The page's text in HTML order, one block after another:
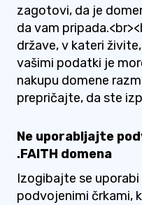
zagotovi, da je
da vam
države, v kateri
vašimi podatki je
nakupu domene
prepričajte, da ste
Ne uporabljajte
.FAITH domena
Izogibajte se
podvojenimi črkami,